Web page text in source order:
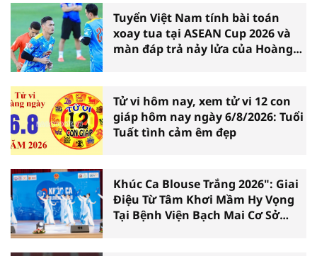
Tuyển Việt Nam tính bài toán
xoay tua tại ASEAN Cup 2026 và
màn đáp trả nảy lửa của Hoàng
Tử vi hôm nay, xem tử vi 12 con
giáp hôm nay ngày 6/8/2026: Tuổi
Tuất tình cảm êm đẹp
Khúc Ca Blouse Trắng 2026": Giai
Điệu Từ Tâm Khơi Mầm Hy Vọng
Tại Bệnh Viện Bạch Mai Cơ Sở